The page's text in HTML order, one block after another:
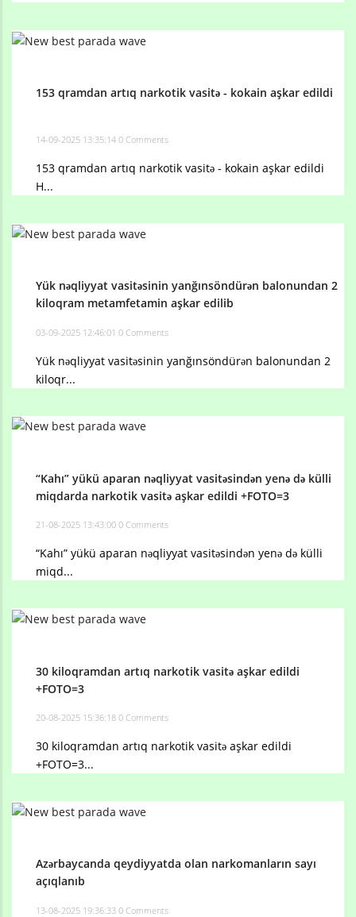
153 qramdan artıq narkotik vasitə - kokain aşkar edildi
14-09-2025 13:35:14 0 Comments
153 qramdan artıq narkotik vasitə - kokain aşkar edildi
H...
Yük nəqliyyat vasitəsinin yanğınsöndürən balonundan 2
kiloqram metamfetamin aşkar edilib
03-09-2025 12:46:01 0 Comments
Yük nəqliyyat vasitəsinin yanğınsöndürən balonundan 2
kiloqr...
“Kahı” yükü aparan nəqliyyat vasitəsindən yenə də külli
miqdarda narkotik vasitə aşkar edildi +FOTO=3
21-08-2025 13:43:00 0 Comments
“Kahı” yükü aparan nəqliyyat vasitəsindən yenə də külli
miqd...
30 kiloqramdan artıq narkotik vasitə aşkar edildi
+FOTO=3
20-08-2025 15:36:18 0 Comments
30 kiloqramdan artıq narkotik vasitə aşkar edildi
+FOTO=3...
Azərbaycanda qeydiyyatda olan narkomanların sayı
açıqlanıb
13-08-2025 19:36:33 0 Comments